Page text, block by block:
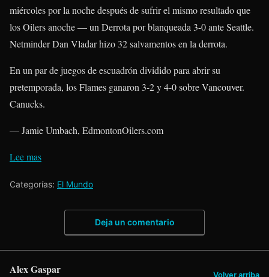
miércoles por la noche después de sufrir el mismo resultado que
los Oilers anoche — un Derrota por blanqueada 3-0 ante Seattle.
Netminder Dan Vladar hizo 32 salvamentos en la derrota.
En un par de juegos de escuadrón dividido para abrir su
pretemporada, los Flames ganaron 3-2 y 4-0 sobre Vancouver.
Canucks.
— Jamie Umbach, EdmontonOilers.com
Lee mas
Categorías: El Mundo
Deja un comentario
Alex Gaspar Volver arriba